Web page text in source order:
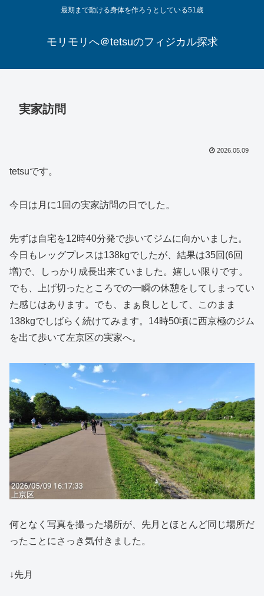
最期まで動ける身体を作ろうとしている51歳
モリモリへ＠tetsuのフィジカル探求
実家訪問
2026.05.09
tetsuです。
今日は月に1回の実家訪問の日でした。
先ずは自宅を12時40分発で歩いてジムに向かいました。
今日もレッグプレスは138kgでしたが、結果は35回(6回
増)で、しっかり成長出来ていました。嬉しい限りです。
でも、上げ切ったところでの一瞬の休憩をしてしまってい
た感じはあります。でも、まぁ良しとして、このまま
138kgでしばらく続けてみます。14時50頃に西京極のジム
を出て歩いて左京区の実家へ。
何となく写真を撮った場所が、先月とほとんど同じ場所だ
ったことにさっき気付きました。
↓先月